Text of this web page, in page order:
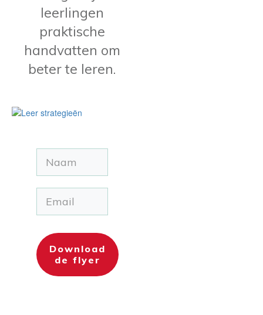
leerlingen
praktische
handvatten om
beter te leren.
Download
de flyer